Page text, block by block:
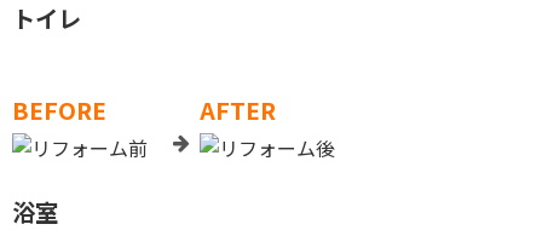
トイレ
BEFORE AFTER
浴室